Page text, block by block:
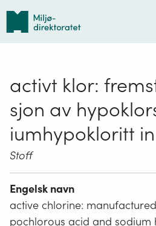
Tilbake
forsiden
activt klor:
sjon av
iumhypokloritt
Stoff
Engelsk navn
active chlorine:
pochlorous acid and